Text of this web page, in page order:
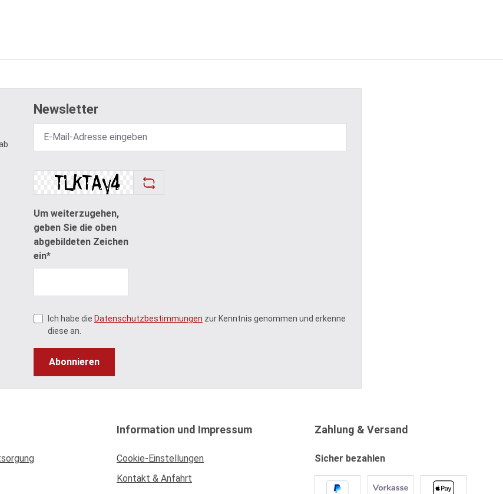
Newsletter
Um weiterzugehen,
geben Sie die oben
abgebildeten Zeichen
ein*
Ich habe die Datenschutzbestimmungen zur Kenntnis genommen und erkenne
diese an.
Abonnieren
Information und Impressum
Cookie-Einstellungen
Kontakt & Anfahrt
Zahlung & Versand
Sicher bezahlen